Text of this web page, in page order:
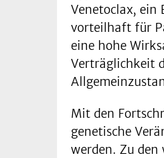
Venetoclax, ein
vorteilhaft für
eine hohe
Verträglichkeit
Mit den
genetische
werden. Zu